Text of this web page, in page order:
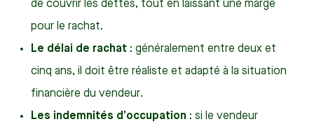
de couvrir les dettes, tout en laissant une marge
pour le rachat.
Le délai de rachat : généralement entre deux et
cinq ans, il doit être réaliste et adapté à la situation
financière du vendeur.
Les indemnités d’occupation : si le vendeur